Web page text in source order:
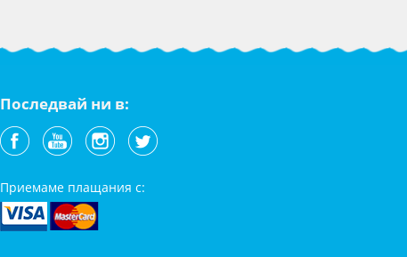
Последвай ни в:
Приемаме плащания с: